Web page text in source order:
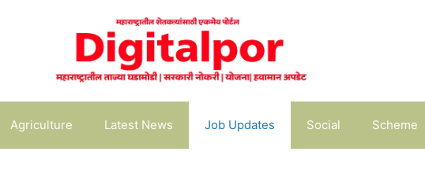
Agriculture Latest News Job Updates Social Scheme